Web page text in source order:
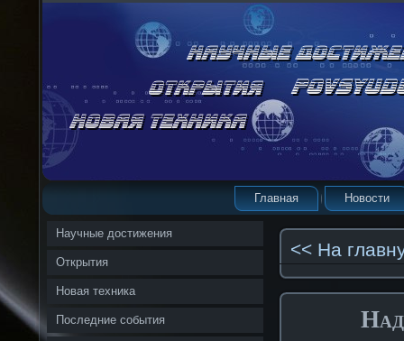
Главная Новости
Научные достижения
Открытия
Новая техника
Последние события
<< На